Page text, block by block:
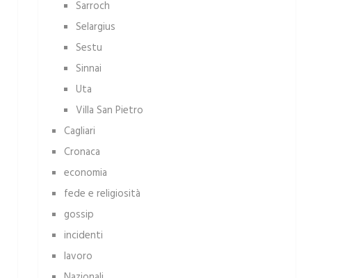
Sarroch
Selargius
Sestu
Sinnai
Uta
Villa San Pietro
Cagliari
Cronaca
economia
fede e religiosità
gossip
incidenti
lavoro